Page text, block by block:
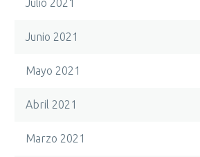
Julio 2021
Junio 2021
Mayo 2021
Abril 2021
Marzo 2021